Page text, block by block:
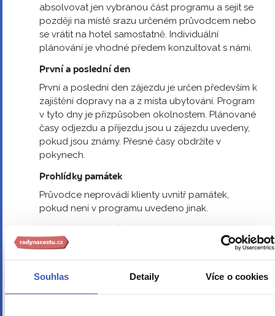
Souhlas Detaily Více o cookies
absolvovat jen vybranou část programu a sejít se
později na místě srazu určeném průvodcem nebo
se vrátit na hotel samostatně. Individuální
plánování je vhodné předem konzultovat s námi.
První a poslední den
První a poslední den zájezdu je určen především k
zajištění dopravy na a z místa ubytování. Program
v tyto dny je přizpůsoben okolnostem. Plánované
časy odjezdu a příjezdu jsou u zájezdu uvedeny,
pokud jsou známy. Přesné časy obdržíte v
pokynech.
Prohlídky památek
Průvodce neprovádí klienty uvnitř památek,
pokud není v programu uvedeno jinak.
Nástup je umožněn po 14. hodině, do té doby je
možné si zavazadla na hotelu uschovat.